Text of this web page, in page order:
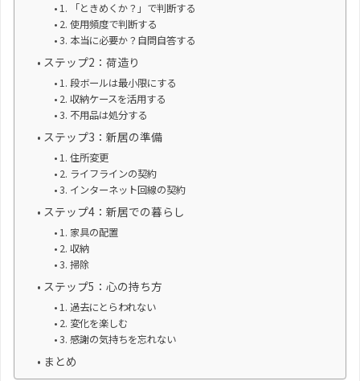
1. 「ときめくか？」で判断する
2. 使用頻度で判断する
3. 本当に必要か？自問自答する
ステップ2：荷造り
1. 段ボールは最小限にする
2. 収納ケースを活用する
3. 不用品は処分する
ステップ3：新居の準備
1. 住所変更
2. ライフラインの契約
3. インターネット回線の契約
ステップ4：新居での暮らし
1. 家具の配置
2. 収納
3. 掃除
ステップ5：心の持ち方
1. 過去にとらわれない
2. 変化を楽しむ
3. 感謝の気持ちを忘れない
まとめ